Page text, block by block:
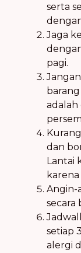
serta
Jaga
pagi.
dan
Lantai
Angin-
secara
setiap
alergi